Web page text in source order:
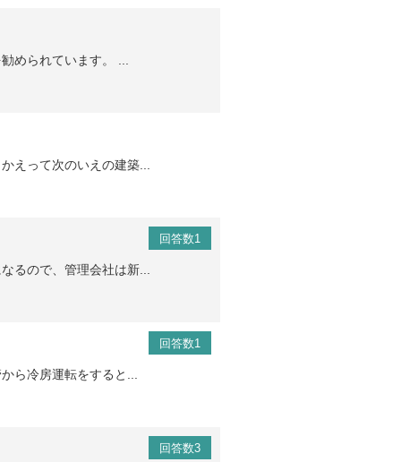
められています。 ...
えって次のいえの建築...
回答数1
るので、管理会社は新...
回答数1
ら冷房運転をすると...
回答数3